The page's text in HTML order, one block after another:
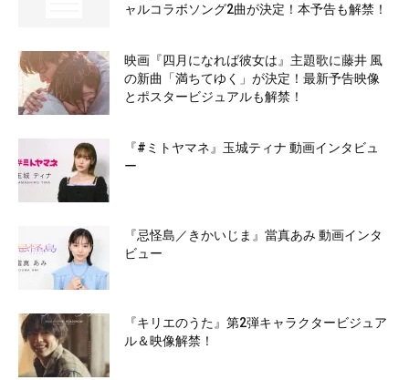
ャルコラボソング2曲が決定！本予告も解禁！
映画『四月になれば彼女は』主題歌に藤井 風
の新曲「満ちてゆく」が決定！最新予告映像
とポスタービジュアルも解禁！
『#ミトヤマネ』玉城ティナ 動画インタビュ
ー
『忌怪島／きかいじま』當真あみ 動画インタ
ビュー
『キリエのうた』第2弾キャラクタービジュア
ル＆映像解禁！